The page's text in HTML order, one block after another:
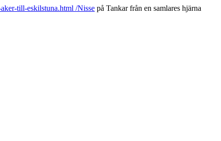
till-eskilstuna.html /Nisse på Tankar från en samlares hjärna